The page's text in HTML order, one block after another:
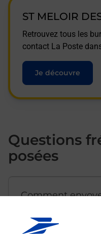
ST MELOIR
Retrouvez tous les
contact La Poste
Je découvre
Questions
posées
Comment